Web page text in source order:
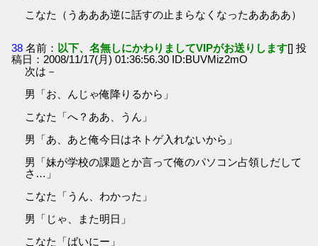
こなた（うあああ逆に話すの止まらなくなったああああ）
38 名前： 以下、名無しにかわりましてVIPがお送りします[] 投
稿日：2008/11/17(月) 01:36:56.30 ID:BUVMiz2mO
次は－
男「お、んじゃ俺降りるから」
こなた「へ？ああ、うん」
男「あ、あと俺今日はネトゲ入れないから」
男「妹が学校の課題とか言って俺のパソコン占領しだして
さ…」
こなた「うん、わかった」
男「じゃ、また明日」
こなた「ばいにー」